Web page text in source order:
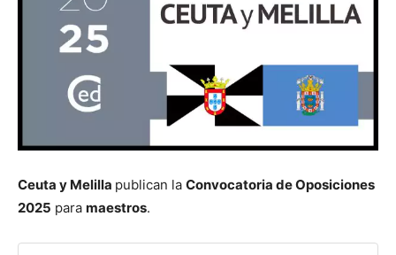
Ceuta y Melilla publican la Convocatoria de Oposiciones
2025 para maestros.